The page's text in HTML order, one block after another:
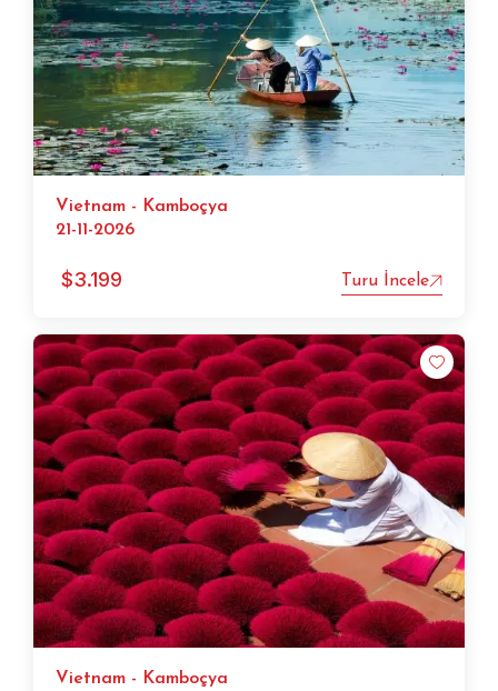
Vietnam - Kamboçya
21-11-2026
$3.199 Turu İncele
Vietnam - Kamboçya